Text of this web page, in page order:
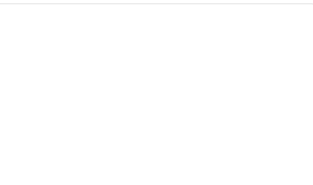
immatriculé au RSAC de LA ROCHE-SUR-YON sous